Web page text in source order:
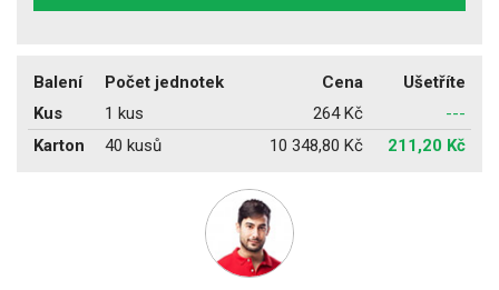
Balení Počet jednotek Cena
Ušetříte
Kus
1 kus 264 Kč
---
Karton
40 kusů 10 348,80 Kč 211,20 Kč